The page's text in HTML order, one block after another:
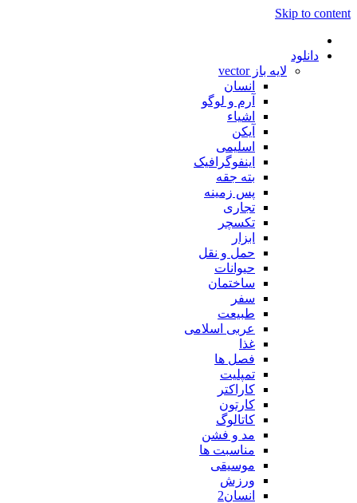
Skip to content
دانلود
لایه باز vector
انسان
آرم و لوگو
اشیاء
آیکن
اسلیمی
اینفوگرافیک
بته جقه
پس زمینه
تجاری
تکسچر
ابزار
حمل و نقل
حیوانات
ساختمان
سفر
طبیعت
عربی اسلامی
غذا
فصل ها
تمپلیت
کاراکتر
کارتون
کاتالوگ
مد و فشن
مناسبت ها
موسیقی
ورزش
انسان2